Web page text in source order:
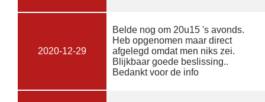
2020-12-29
Belde nog om 20u15 's avonds.
Heb opgenomen maar direct
afgelegd omdat men niks zei.
Blijkbaar goede beslissing..
Bedankt voor de info